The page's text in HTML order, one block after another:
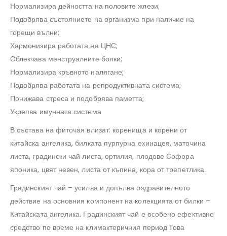
Нормализира дейността на половите жлези;
Подобрява състоянието на организма при наличие на
горещи вълни;
Хармонизира работата на ЦНС;
Облекчава менструалните болки;
Нормализира кръвното налягане;
Подобрява работата на репродуктивната система;
Понижава стреса и подобрява паметта;
Укрепва имунната система
В състава на фиточая влизат: коренища и корени от
китайска ангелика, билката пурпурна ехинацея, маточина
листа, градински чай листа, ортилия, плодове Софора
японика, цвят невен, листа от къпина, кора от трепетлика.
Градинският чай – усилва и допълва оздравителното
действие на основния компонент на колекцията от билки –
Китайската ангелика. Градинският чай е особено ефективно
средство по време на климактеричния период.Това